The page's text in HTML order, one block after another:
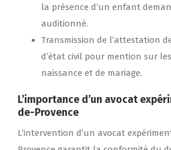
la présence d’un enfant
auditionné.
Transmission de l’attestation
d’état civil pour mention sur
naissance et de mariage.
L’importance d’un avocat
de-Provence
L’intervention d’un avocat